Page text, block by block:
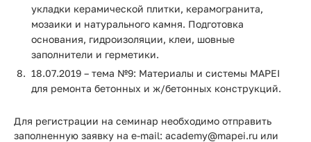
укладки керамической плитки, керамогранита,
мозаики и натурального камня. Подготовка
основания, гидроизоляции, клеи, шовные
заполнители и герметики.
18.07.2019 – тема №9: Материалы и системы MAPEI
для ремонта бетонных и ж/бетонных конструкций.
Для регистрации на семинар необходимо отправить
заполненную заявку на e-mail: academy@mapei.ru или